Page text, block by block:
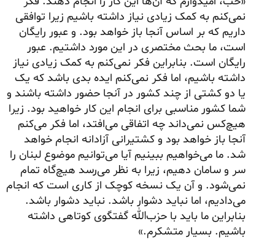
نمی‌کنم به کمک زیادی نیاز داشته باشیم زیرا توافقی
داریم که بر اساس آنجا باز خواهد بود. و عبور رایگان
است، ما بحث مختصری در این مورد داشتیم. عبور
رایگان است. بنابراین فکر نمی‌کنم به کمک زیادی نیاز
داشته باشیم، اما فکر نمی‌کنم ایده بدی باشد که یک
یا دو کشتی از چند کشور در آنجا حضور داشته باشند و
شما کشور مناسبی برای انجام این کار خواهید بود. زیرا
هیچ‌کس نمی‌داند چه اتفاقی می‌افتد، اما فکر می‌کنم
آنجا باز خواهد بود و کشتیرانی آزادانه انجام خواهد
شد. ما می‌خواهیم ببینیم آیا می‌توانیم موضوع لبنان را
سر و سامان دهیم، زیرا به نظر می‌رسد هیچ‌گاه تمام
نمی‌شود. و آن یک نسخه کوچک از کاری است که انجام
می‌دادیم، اما نباید دشوار باشد. نباید دشوار باشد.
بنابراین ما باید با حزب‌الله گفتگوی کوتاهی داشته
باشیم. بسیار متشکرم.»